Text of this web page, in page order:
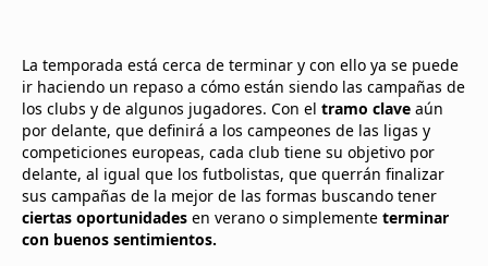
La temporada está cerca de terminar y con ello ya se puede
ir haciendo un repaso a cómo están siendo las campañas de
los clubs y de algunos jugadores. Con el tramo clave aún
por delante, que definirá a los campeones de las ligas y
competiciones europeas, cada club tiene su objetivo por
delante, al igual que los futbolistas, que querrán finalizar
sus campañas de la mejor de las formas buscando tener
ciertas oportunidades en verano o simplemente terminar
con buenos sentimientos.